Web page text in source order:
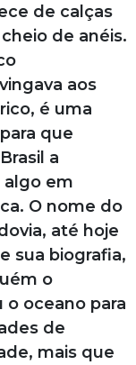
de calças
de anéis.
aos
é uma
que
a
algo em
O nome do
até hoje
sua biografia,
o
o oceano para
de
mais que